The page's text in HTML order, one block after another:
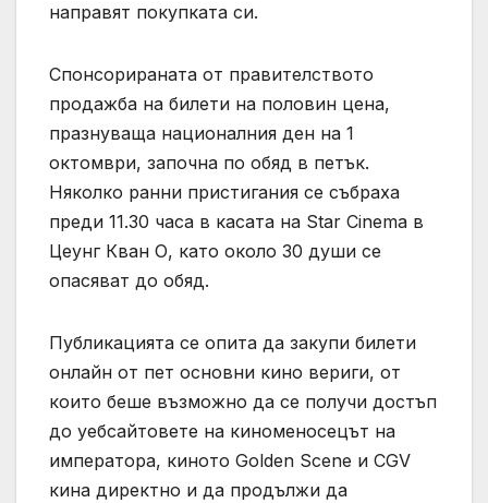
направят покупката си.
Спонсорираната от правителството
продажба на билети на половин цена,
празнуваща националния ден на 1
октомври, започна по обяд в петък.
Няколко ранни пристигания се събраха
преди 11.30 часа в касата на Star Cinema в
Цеунг Кван О, като около 30 души се
опасяват до обяд.
Публикацията се опита да закупи билети
онлайн от пет основни кино вериги, от
които беше възможно да се получи достъп
до уебсайтовете на киноменосецът на
императора, киното Golden Scene и CGV
кина директно и да продължи да